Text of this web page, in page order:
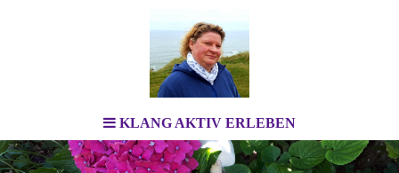
KLANG AKTIV ERLEBEN